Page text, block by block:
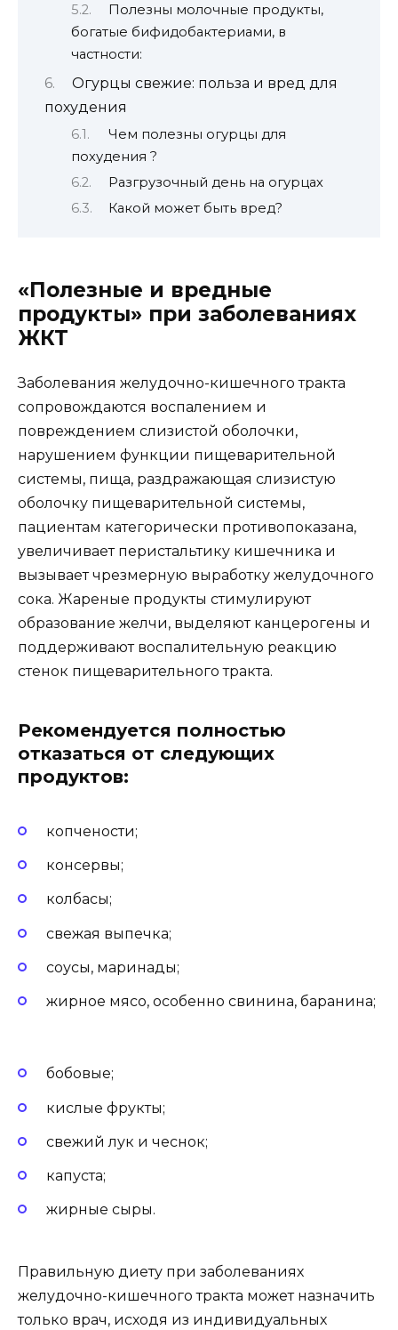
Полезны молочные продукты,
богатые бифидобактериами, в
частности:
Огурцы свежие: польза и вред для
похудения
Чем полезны огурцы для
похудения ?
Разгрузочный день на огурцах
Какой может быть вред?
«Полезные и вредные
продукты» при заболеваниях
ЖКТ
Заболевания желудочно-кишечного тракта
сопровождаются воспалением и
повреждением слизистой оболочки,
нарушением функции пищеварительной
системы, пища, раздражающая слизистую
оболочку пищеварительной системы,
пациентам категорически противопоказана,
увеличивает перистальтику кишечника и
вызывает чрезмерную выработку желудочного
сока. Жареные продукты стимулируют
образование желчи, выделяют канцерогены и
поддерживают воспалительную реакцию
стенок пищеварительного тракта.
Рекомендуется полностью
отказаться от следующих
продуктов:
копчености;
консервы;
колбасы;
свежая выпечка;
соусы, маринады;
жирное мясо, особенно свинина, баранина;
бобовые;
кислые фрукты;
свежий лук и чеснок;
капуста;
жирные сыры.
Правильную диету при заболеваниях
желудочно-кишечного тракта может назначить
только врач, исходя из индивидуальных